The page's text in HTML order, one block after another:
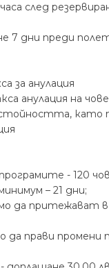
след
7 дни преди
за анулация
анулация на
като
- 120
– 21 дни;
да притежават
да прави